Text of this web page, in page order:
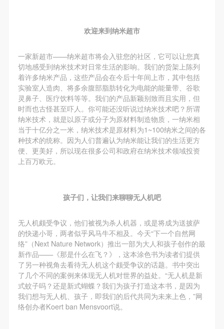
欢迎来到纳米超市
一家新超市——纳米超市将会入驻您的社区，它可以让您真
切地感受到纳米技术对日常生活的影响。我们的货架上陈列
着许多纳米产品，这些产品会在今后十年间上市，其中包括
实验室人造肉、将多余腹部脂肪转化为电能的能量带、谷歌
灵鼻子、医疗饮料等等。我们的产品新颖别致而且实用，但
时而也古怪甚至吓人。你可能还没听说过纳米技术吧？所谓
纳米技术，就是以原子或分子为原材料制造物质，一纳米相
当于十亿分之一米，纳米技术是原材料为1~100纳米之间的各
种技术的统称。因为人们普遍认为纳米能让我们的生活更方
便、更美好，所以现在很多公司和政府在纳米技术领域投资
上百万欧元。
孩子们，让我们来聊聊无人机吧
无人机颇受争议，他们被视为杀人机器，或是将成为送披萨
的快递小哥，两者似乎风马牛不相及。今天“下一个自然网
络”（Next Nature Network）推出一部为大人和孩子创作的最
新作品——《那是什么在飞？》，这本涂色书为读者们提供
了另一种视角去看待无人机这个颇受争议的话题。书中突出
了几个不同的案例来体现无人机对世界的益处。“无人机是新
式蚊子吗？还是新式蝴蝶？我们为孩子打造这本书，是因为
我们想与无人机、孩子，即我们的后代共同为未来上色，”网
络创办者Koert ban Mensvoort说。